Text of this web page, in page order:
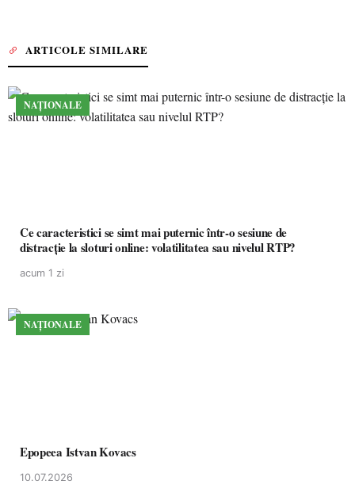
ARTICOLE SIMILARE
NAȚIONALE
Ce caracteristici se simt mai puternic într-o sesiune de
distracție la sloturi online: volatilitatea sau nivelul RTP?
acum 1 zi
NAȚIONALE
Epopeea Istvan Kovacs
10.07.2026